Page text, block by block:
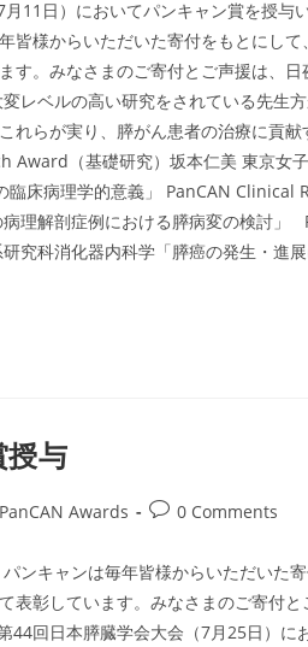
11日）においてパンキャン賞を授与
皆様からいただいた寄付をもとにし
す。みなさまのご寄付とご声援は、
レベルの高い研究をされている先生
れらが実り、膵がん患者の治療に貢
（基礎研究）坂本仁美 東京女
臨床病理学的意義」 PanCAN
理解剖症例における膵病変の検討
究科消化器内科学「膵癌の発生・進
与
PanCAN Awards
Post0 Comments
ンキャンは毎年皆様からいただいた
表彰しています。みなさまのご寄付
回日本膵臓学会大会（7月25日）に